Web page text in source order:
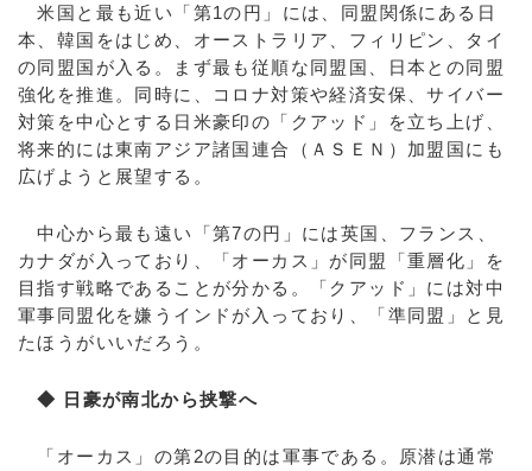
米国と最も近い「第1の円」には、同盟関係にある日
本、韓国をはじめ、オーストラリア、フィリピン、タイ
の同盟国が入る。まず最も従順な同盟国、日本との同盟
強化を推進。同時に、コロナ対策や経済安保、サイバー
対策を中心とする日米豪印の「クアッド」を立ち上げ、
将来的には東南アジア諸国連合（ＡＳＥＮ）加盟国にも
広げようと展望する。
中心から最も遠い「第7の円」には英国、フランス、
カナダが入っており、「オーカス」が同盟「重層化」を
目指す戦略であることが分かる。「クアッド」には対中
軍事同盟化を嫌うインドが入っており、「準同盟」と見
たほうがいいだろう。
◆ 日豪が南北から挟撃へ
「オーカス」の第2の目的は軍事である。原潜は通常